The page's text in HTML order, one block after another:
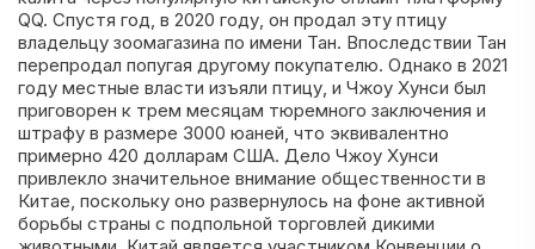
QQ. Спустя год, в 2020 году, он продал эту птицу
владельцу зоомагазина по имени Тан. Впоследствии Тан
перепродал попугая другому покупателю. Однако в 2021
году местные власти изъяли птицу, и Чжоу Хунси был
приговорен к трем месяцам тюремного заключения и
штрафу в размере 3000 юаней, что эквивалентно
примерно 420 долларам США. Дело Чжоу Хунси
привлекло значительное внимание общественности в
Китае, поскольку оно развернулось на фоне активной
борьбы страны с подпольной торговлей дикими